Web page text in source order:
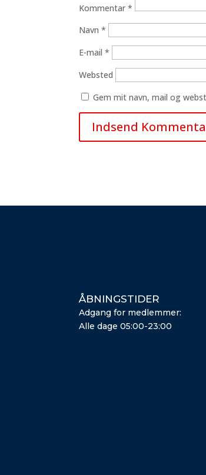
Kommentar*
Navn*
E-mail*
Websted
Gem mit navn, mail og
ÅBNINGSTIDER
Adgang for medlemmer:
Alle dage 05:00-23:00